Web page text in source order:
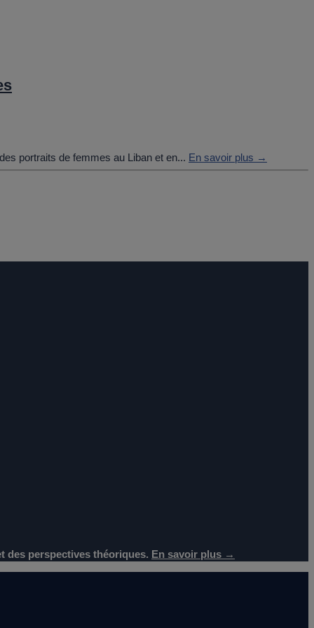
portraits de femmes au Liban et en... En savoir plus →
des perspectives théoriques. En savoir plus →